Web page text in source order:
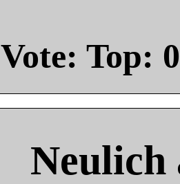
Vote: Top: 0
Neulich